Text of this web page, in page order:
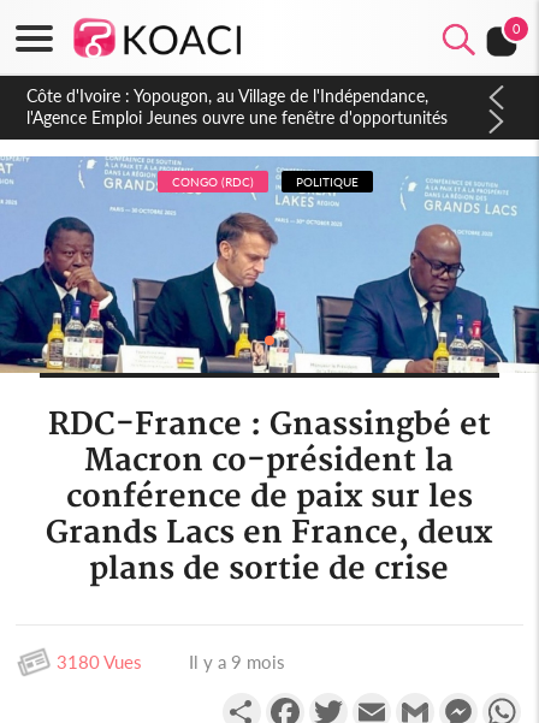
0
Côte d'Ivoire : CHU de Treichville, après la fronde, les agents
contractuels obtiennent un accord avec la direction sur les
arriérés du SMIG 2023
CONGO (RDC) POLITIQUE
RDC-France : Gnassingbé et
Macron co-président la
conférence de paix sur les
Grands Lacs en France, deux
plans de sortie de crise
3180 Vues Il y a 9 mois
PartagerFacebookTwitterEmail Gmail